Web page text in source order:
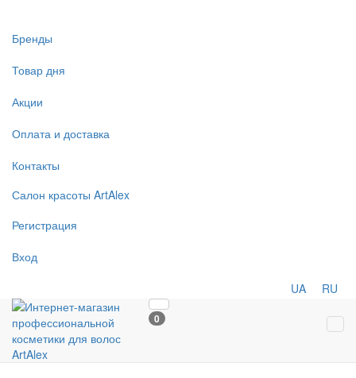
Бренды
Товар дня
Акции
Оплата и доставка
Контакты
Салон красоты ArtAlex
Регистрация
Вход
UA RU
0